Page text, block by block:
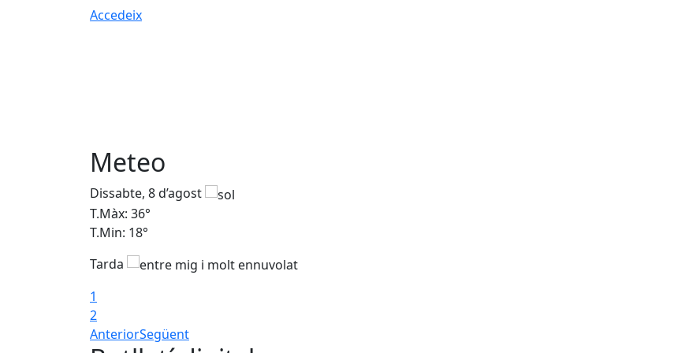
Accedeix
Meteo
Dissabte, 8 d’agost
T.Màx: 36°
T.Min: 18°
Tarda
1
2
AnteriorSegüent